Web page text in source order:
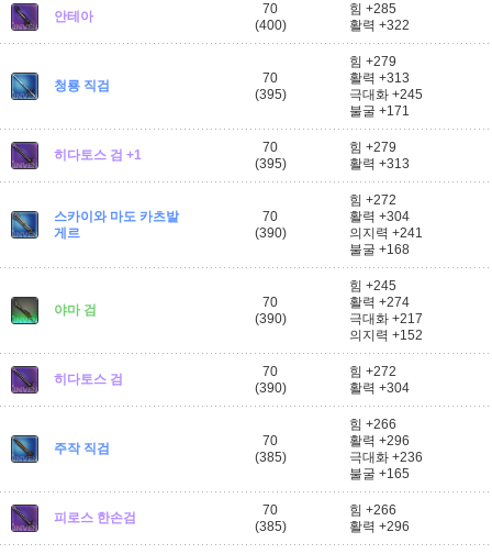
안테아
70
(400)
힘 +285
활력 +322
청룡 직검
70
(395)
힘 +279
활력 +313
극대화 +245
불굴 +171
히다토스 검 +1
70
(395)
힘 +279
활력 +313
스카이와 마도 카츠발
게르
70
(390)
힘 +272
활력 +304
의지력 +241
불굴 +168
야마 검
70
(390)
힘 +245
활력 +274
극대화 +217
의지력 +152
히다토스 검
70
(390)
힘 +272
활력 +304
주작 직검
70
(385)
힘 +266
활력 +296
극대화 +236
불굴 +165
피로스 한손검
70
(385)
힘 +266
활력 +296